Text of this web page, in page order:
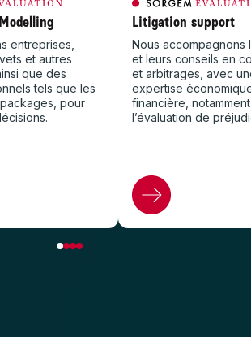
entreprises,
et autres
que des
tels que les
pour
Litigation support
Nous accompagnons
et leurs conseils en
et arbitrages, avec
expertise
financière,
l’évaluation de